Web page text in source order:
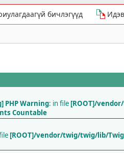
бичлэгүүд
PHP Warning: in file [ROOT]/
Countable
[ROOT]/vendor/twig/twig/lib/